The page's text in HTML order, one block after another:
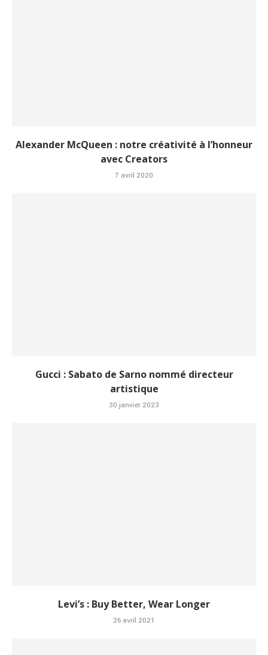
Alexander McQueen : notre créativité à l’honneur
avec Creators
7 avril 2020
Gucci : Sabato de Sarno nommé directeur
artistique
30 janvier 2023
Levi’s : Buy Better, Wear Longer
26 avril 2021